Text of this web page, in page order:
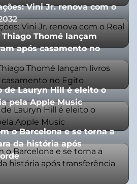
Vini Jr. renova com o
Thomé lançam
após casamento no
de Lauryn Hill é eleito o
pela Apple Music
o Barcelona e se torna a
da história após